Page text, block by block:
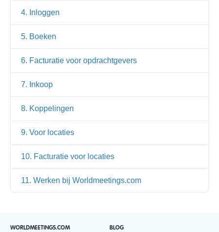
4. Inloggen
5. Boeken
6. Facturatie voor opdrachtgevers
7. Inkoop
8. Koppelingen
9. Voor locaties
10. Facturatie voor locaties
11. Werken bij Worldmeetings.com
WORLDMEETINGS.COM
BLOG